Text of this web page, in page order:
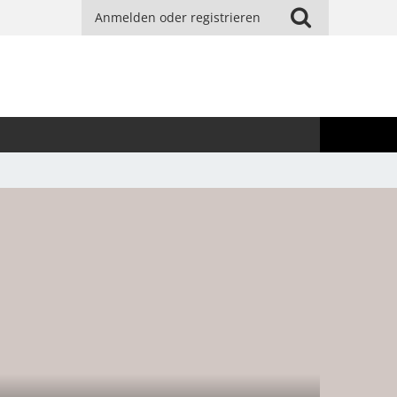
Anmelden oder registrieren